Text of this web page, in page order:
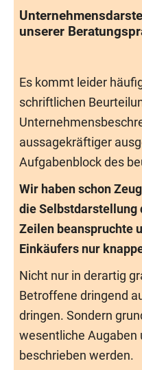
unserer
Es kommt leider
schriftlichen
aussagekräftiger
Aufgabenblock des
Wir haben schon
die Selbstdarstellung
Zeilen beanspruchte
Einkäufers nur
Nicht nur in derartig
Betroffene dringend
dringen. Sondern
wesentliche Augaben
beschrieben werden.